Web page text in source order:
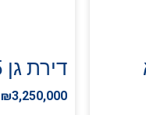
דירת גן 4.5 חד' בכפר סבא
₪3,250,000